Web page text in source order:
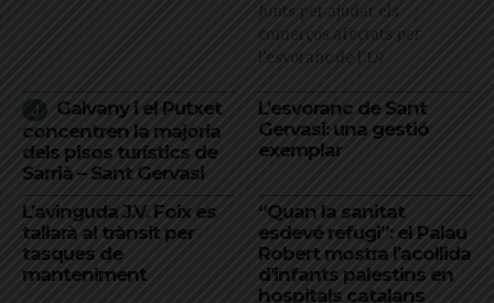
Junts per ajudar els
comerços afectats per
l'esvoranc de l'L9
Galvany i el Putxet
concentren la majoria
dels pisos turístics de
Sarrià – Sant Gervasi
L’esvoranc de Sant
Gervasi: una gestió
exemplar
L’avinguda J.V. Foix es
tallarà al trànsit per
tasques de
manteniment
“Quan la sanitat
esdevé refugi”: el Palau
Robert mostra l’acollida
d’infants palestins en
hospitals catalans